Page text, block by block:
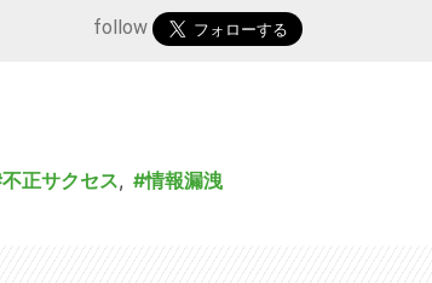
follow
不正サクセス, 情報漏洩
こ
の
を